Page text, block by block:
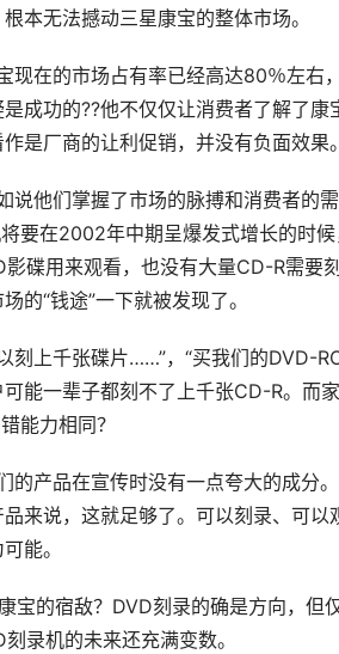
本无法撼动三星康宝的整体市场。
的市场占有率已经高达80％左右
成功的??他不仅仅让消费者了解了
是厂商的让利促销，并没有负面效果。
们掌握了市场的脉搏和消费者的需
要在2002年中期呈爆发式增长的时
碟用来观看，也没有大量CD-R需要
的“钱途”一下就被发现了。
千张碟片……”，“买我们的DVD-
能一辈子都刻不了上千张CD-R。而
能力相同？
品在宣传时没有一点夸大的成分。
来说，这就足够了。可以刻录、可
能。
宿敌？DVD刻录的确是方向，但
录机的未来还充满变数。